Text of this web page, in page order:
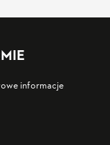
informacje